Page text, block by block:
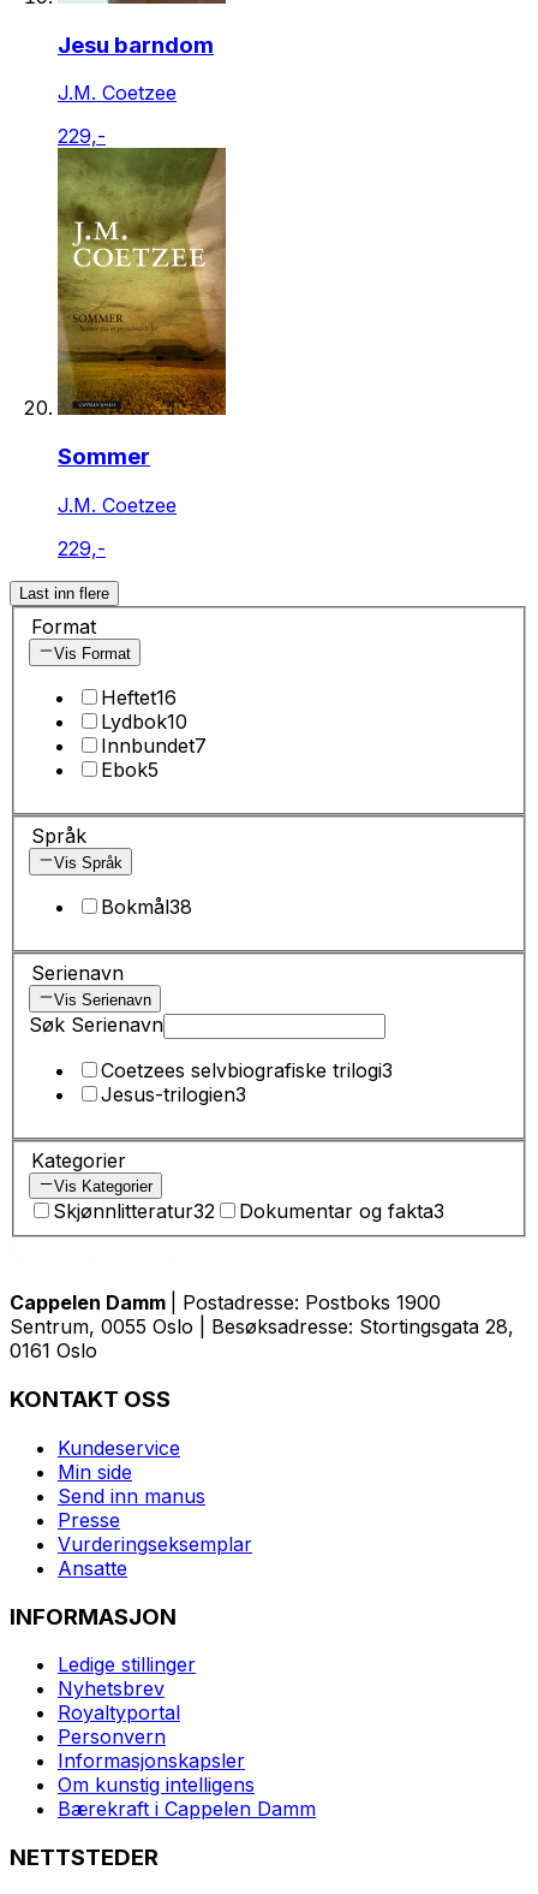
Jesu barndom
J.M. Coetzee
229,-
Sommer
J.M. Coetzee
229,-
Last inn flere
Format
Vis Format
Heftet16
Lydbok10
Innbundet7
Ebok5
Språk
Vis Språk
Bokmål38
Serienavn
Vis Serienavn
Søk Serienavn
Coetzees selvbiografiske trilogi3
Jesus-trilogien3
Kategorier
Vis Kategorier
Skjønnlitteratur32 Dokumentar og fakta3
Cappelen Damm
| Postadresse: Postboks 1900
Sentrum, 0055 Oslo | Besøksadresse: Stortingsgata 28,
0161 Oslo
KONTAKT OSS
Kundeservice
Min side
Send inn manus
Presse
Vurderingseksemplar
Ansatte
INFORMASJON
Ledige stillinger
Nyhetsbrev
Royaltyportal
Personvern
Informasjonskapsler
Om kunstig intelligens
Bærekraft i Cappelen Damm
NETTSTEDER